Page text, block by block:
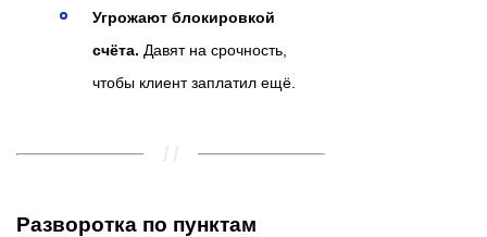
Угрожают блокировкой
счёта. Давят на срочность,
чтобы клиент заплатил ещё.
Разворотка по пунктам